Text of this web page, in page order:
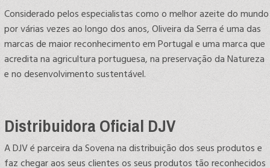
Considerado pelos especialistas como o melhor azeite do mundo
por várias vezes ao longo dos anos, Oliveira da Serra é uma das
marcas de maior reconhecimento em Portugal e uma marca que
acredita na agricultura portuguesa, na preservação da Natureza
e no desenvolvimento sustentável.
Distribuidora Oficial DJV
A DJV é parceira da Sovena na distribuição dos seus produtos e
faz chegar aos seus clientes os seus produtos tão reconhecidos